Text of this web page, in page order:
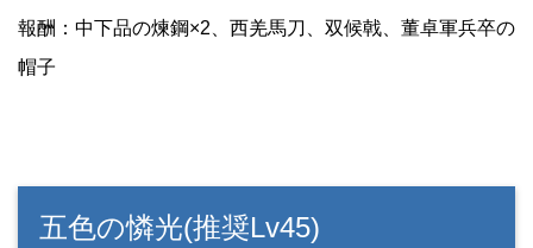
報酬：中下品の煉鋼×2、西羌馬刀、双候戟、董卓軍兵卒の
帽子
五色の憐光(推奨Lv45)